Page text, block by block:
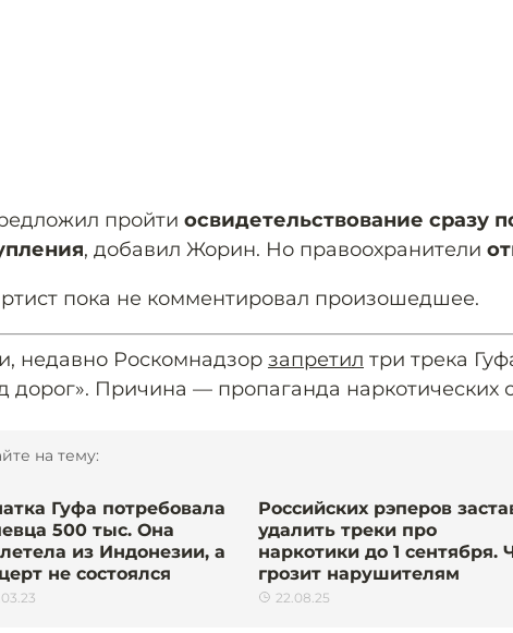
пройти освидетельствование сразу
, добавил Жорин. Но правоохранители
пока не комментировал произошедшее.
недавно Роскомнадзор запретил три трека
дорог». Причина — пропаганда наркотических
на тему:
Гуфа потребовала
500 тыс. Она
из Индонезии, а
не состоялся
Российских рэперов
удалить треки про
наркотики до 1 сентября.
грозит нарушителям
22.08.25